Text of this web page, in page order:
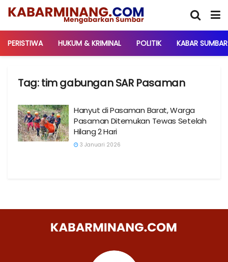
PERISTIWA HUKUM & KRIMINAL POLITIK KABAR SUMBAR
Tag:tim gabungan SAR Pasaman
Hanyut di Pasaman Barat, Warga
Pasaman Ditemukan Tewas Setelah
Hilang 2 Hari
3 Januari 2026